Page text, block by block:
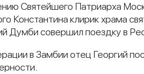
Святейшего Патриарха
Константина клирик храма
совершил поездку в
в Замбии отец Георгий